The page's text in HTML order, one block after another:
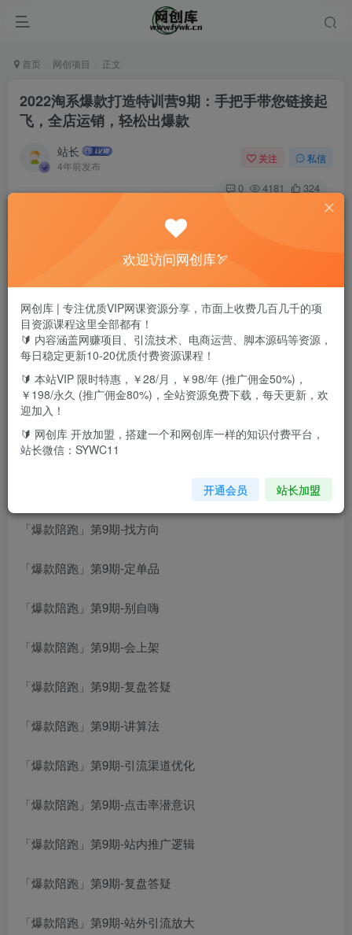
首页 网创项目 正文
2022淘系爆款打造特训营9期：手把手带您链接起
飞，全店运销，轻松出爆款
站长
4年前发布
关注 私信
0 4181 324
课程介绍：
21天线上特训班，从淘宝0开始，选品上架、操作链接到全
店动销，手把手教你链接起飞，爆款不断。
「爆款陪跑」第9期-找方向
「爆款陪跑」第9期-定单品
「爆款陪跑」第9期-别自嗨
「爆款陪跑」第9期-会上架
「爆款陪跑」第9期-复盘答疑
「爆款陪跑」第9期-讲算法
「爆款陪跑」第9期-引流渠道优化
「爆款陪跑」第9期-点击率潜意识
「爆款陪跑」第9期-站内推广逻辑
「爆款陪跑」第9期-复盘答疑
「爆款陪跑」第9期-站外引流放大
欢迎访问网创库🏹
网创库 | 专注优质VIP网课资源分享，市面上收费几百几千的项
目资源课程这里全部都有！
🔰 内容涵盖网赚项目、引流技术、电商运营、脚本源码等资源，
每日稳定更新10-20优质付费资源课程！
🔰 本站VIP 限时特惠，￥28/月，￥98/年 (推广佣金50%)，
￥198/永久 (推广佣金80%)，全站资源免费下载，每天更新，欢
迎加入！
🔰 网创库 开放加盟，搭建一个和网创库一样的知识付费平台，
站长微信：SYWC11
开通会员 站长加盟